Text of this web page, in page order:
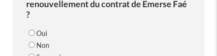
renouvellement du contrat de Emerse Faé
?
Oui
Non